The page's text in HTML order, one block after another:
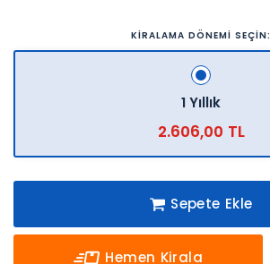
KİRALAMA DÖNEMİ SEÇİN:
1 Yıllık
2.606,00 TL
Sepete Ekle
Hemen Kirala